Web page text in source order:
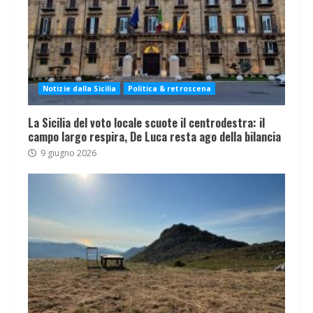
Notizie dalla Sicilia Politica & retroscena
La Sicilia del voto locale scuote il centrodestra: il
campo largo respira, De Luca resta ago della bilancia
9 giugno 2026